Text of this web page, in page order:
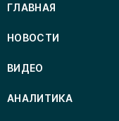
ГЛАВНАЯ
НОВОСТИ
ВИДЕО
АНАЛИТИКА